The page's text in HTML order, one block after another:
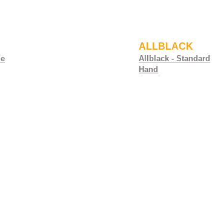
ALLBLACK
Allblack - Standard
Hand